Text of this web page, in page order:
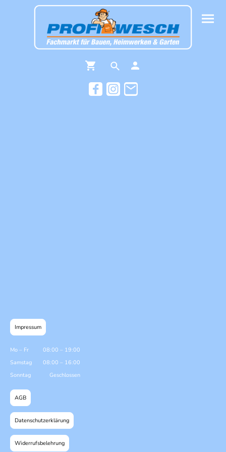
Impressum
Mo – Fr 08:00 – 19:00
Samstag
08:00 – 16:00
Sonntag
Geschlossen
AGB
Datenschutzerklärung
Widerrufsbelehrung